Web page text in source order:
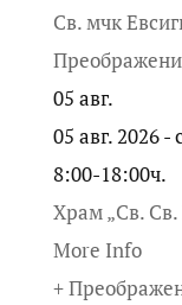
Св. мчк
05 авг.
05 авг. 2026 -
8:00-18:00ч.
Храм „Св.
More Info
+